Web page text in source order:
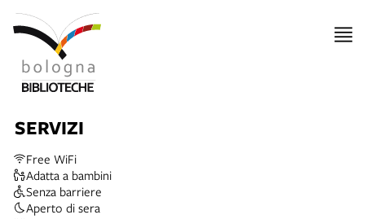
SERVIZI
Free WiFi
Adatta a bambini
Senza barriere
Aperto di sera